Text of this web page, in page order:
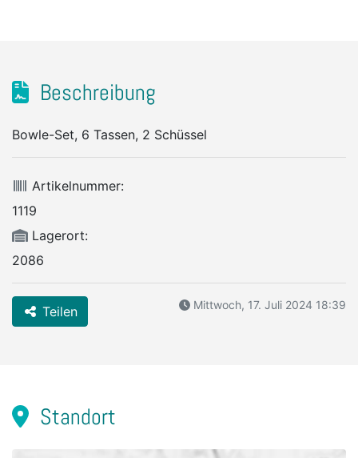
Beschreibung
Bowle-Set, 6 Tassen, 2 Schüssel
Artikelnummer:
1119
Lagerort:
2086
Teilen Mittwoch, 17. Juli 2024 18:39
Standort